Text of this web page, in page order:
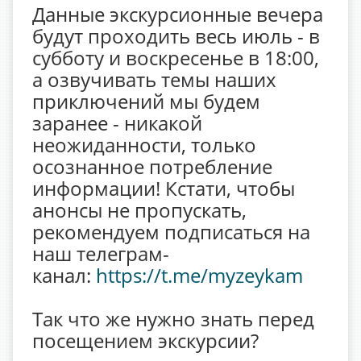
Данные экскурсионные вечера
будут проходить весь июль - в
субботу и воскресенье в 18:00,
а озвучивать темы наших
приключений мы будем
заранее - никакой
неожиданности, только
осознанное потребление
информации! Кстати, чтобы
анонсы не пропускать,
рекомендуем подписаться на
наш телеграм-
канал: https://t.me/myzeykam
Так что же нужно знать перед
посещением экскурсии?